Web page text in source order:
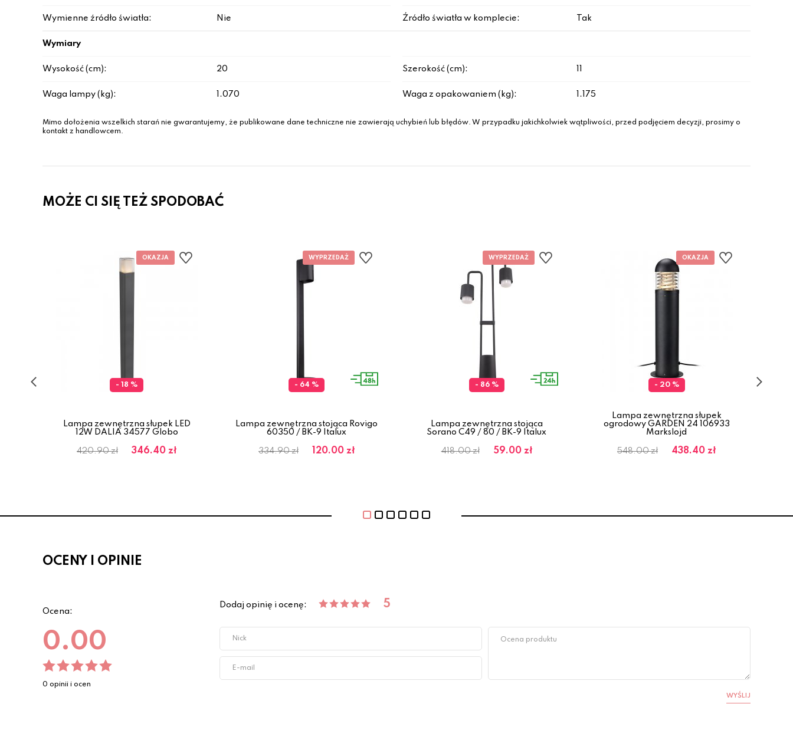
Wymienne źródło światła: Nie Źródło światła w komplecie: Tak
Wymiary
Wysokość (cm): 20 Szerokość (cm):
Waga lampy (kg): 1.070 Waga z opakowaniem (kg): 1.175
Mimo dołożenia wszelkich starań nie gwarantujemy, że publikowane dane techniczne nie zawierają uchybień lub błędów. W przypadku jakichkolwiek wątpliwości, przed podjęciem decyzji, prosimy o
kontakt z handlowcem.
MOŻE CI SIĘ TEŻ SPODOBAĆ
- 18 %
Lampa zewnętrzna słupek LED
12W DALIA 34577 Globo
420.90 zł 346.40 zł
- 64 %
Lampa zewnętrzna stojąca Rovigo
60350 / BK-9 Italux
334.90 zł 120.00 zł
- 86 %
Lampa zewnętrzna stojąca
Sorano C49 / 80 / BK-9 Italux
418.00 zł 59.00 zł
- 20 %
Lampa zewnętrzna słupek
ogrodowy GARDEN 24 106933
Markslojd
548.00 zł 438.40 zł
OCENY I OPINIE
Ocena:
0.00
0 opinii i ocen
Dodaj opinię i ocenę: 5
WYŚLIJ